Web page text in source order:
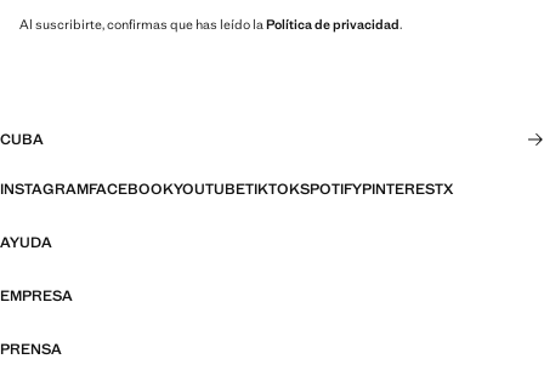
Al suscribirte, confirmas que has leído la Política de privacidad.
CUBA
INSTAGRAMFACEBOOKYOUTUBETIKTOKSPOTIFYPINTERESTX
AYUDA
EMPRESA
PRENSA